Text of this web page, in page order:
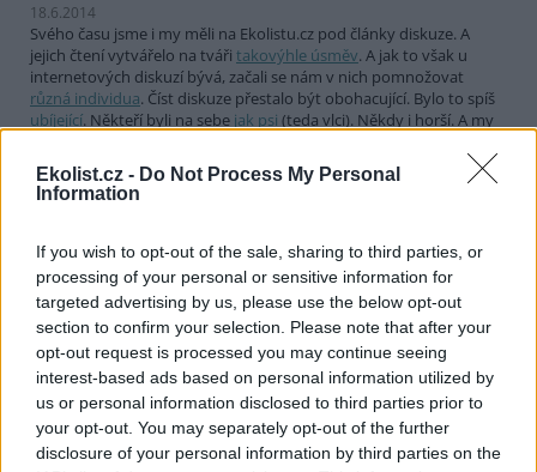
Ekolist.cz - Do Not Process My Personal
Information
If you wish to opt-out of the sale, sharing to third parties, or
processing of your personal or sensitive information for
targeted advertising by us, please use the below opt-out
section to confirm your selection. Please note that after your
opt-out request is processed you may continue seeing
interest-based ads based on personal information utilized by
us or personal information disclosed to third parties prior to
your opt-out. You may separately opt-out of the further
disclosure of your personal information by third parties on the
18.6.2014
Svého času jsme i my měli na Ekolistu.cz pod články diskuze. A
jejich čtení vytvářelo na tváři takovýhle úsměv. A jak to však u
internetových diskuzí bývá, začali se nám v nich pomnožovat
různá individua. Číst diskuze přestalo být obohacující. Bylo to spíš
ubíjející. Někteří byli na sebe jak psi (teda vlci). Někdy i horší. A my
Nadělte si pod stromeček Ekolist.cz. Příští rok už
možná nebudete mít šanci
Jak asi mnozí víte, Ekolist.cz se již řadu měsíců potácí na hraně
existence a proto oslovuje své čtenáře sežádostí o podporu
Chápu, že je těžko vidět pod kapotu neziskového média. Pokusím
se objasnit příčiny naší současné neutěšené situace. Některé
příčiny jsou čistě objektivní a ovlivnit jsme je nemohli. Za něco si
můžeme sami.
Září 2013: Blackout Ekolistu aneb Příště tu nemusí být
25.9.2013
Na stránkách Ekolistu.cz jsme spustili reklamní kampaň, která se